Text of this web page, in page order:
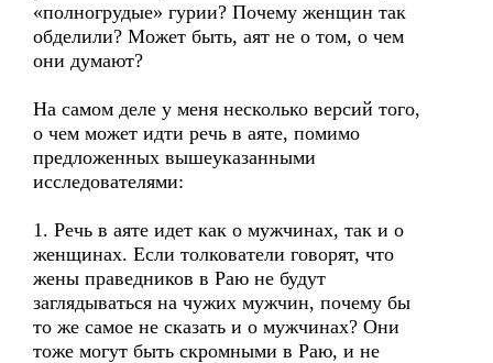
«полногрудые» гурии? Почему женщин так
обделили? Может быть, аят не о том, о чем
они думают?
На самом деле у меня несколько версий того,
о чем может идти речь в аяте, помимо
предложенных вышеуказанными
исследователями:
1. Речь в аяте идет как о мужчинах, так и о
женщинах. Если толкователи говорят, что
жены праведников в Раю не будут
заглядываться на чужих мужчин, почему бы
то же самое не сказать и о мужчинах? Они
тоже могут быть скромными в Раю, и не